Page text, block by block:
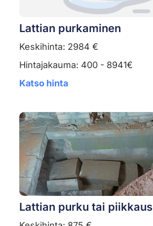
Lattian purkaminen
Keskihinta: 2984 €
Hintajakauma: 400 - 8941€
Katso hinta
Lattian purku tai piikkaus